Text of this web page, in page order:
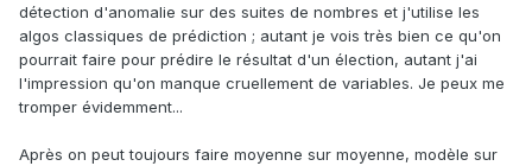
détection d'anomalie sur des suites de nombres et j'utilise les
algos classiques de prédiction ; autant je vois très bien ce qu'on
pourrait faire pour prédire le résultat d'un élection, autant j'ai
l'impression qu'on manque cruellement de variables. Je peux me
tromper évidemment...
Après on peut toujours faire moyenne sur moyenne, modèle sur